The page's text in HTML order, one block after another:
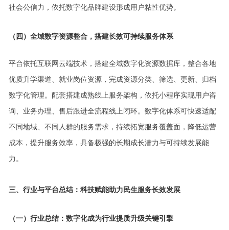
社会公信力，依托数字化品牌建设形成用户粘性优势。
（四）全域数字资源整合，搭建长效可持续服务体系
平台依托互联网云端技术，搭建全域数字化资源数据库，整合各地
优质升学渠道、就业岗位资源，完成资源分类、筛选、更新、归档
数字化管理。配套搭建成熟线上服务架构，依托小程序实现用户咨
询、业务办理、售后跟进全流程线上闭环。数字化体系可快速适配
不同地域、不同人群的服务需求，持续拓宽服务覆盖面，降低运营
成本，提升服务效率，具备极强的长期成长潜力与可持续发展能
力。
三、行业与平台总结：科技赋能助力民生服务长效发展
（一）行业总结：数字化成为行业提质升级关键引擎